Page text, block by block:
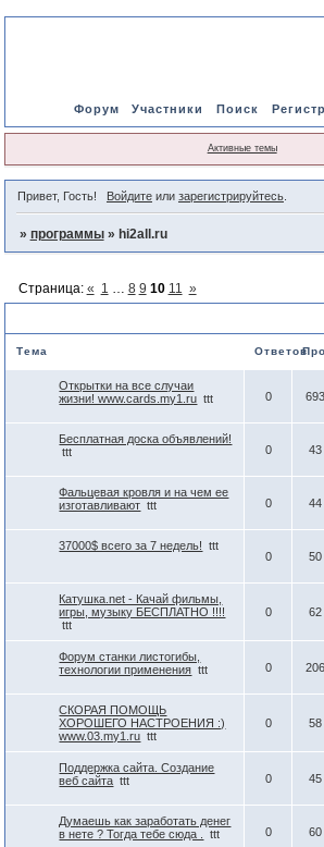
Форум Участники Поиск
Активные темы
Привет, Гость! Войдитеили зарегистрируйтесь.
» программы » hi2all.ru
Страница: « 1 … 8 9 10 11 »
Тема Ответов
Открытки на все случаи
жизни! www.cards.my1.ru ttt 0 693
Бесплатная доска объявлений!
ttt
0 43
Фальцевая кровля и на чем ее
изготавливают ttt 0 44
37000$ всего за 7 недель!
ttt
0
50
Катушка.net - Качай фильмы,
игры, музыку БЕСПЛАТНО !!!!
ttt
0 62
Форум станки листогибы,
технологии применения ttt 0 206
СКОРАЯ ПОМОЩЬ
ХОРОШЕГО НАСТРОЕНИЯ :)
www.03.my1.ru ttt
0 58
Поддержка сайта. Создание
веб сайта ttt 0 45
Думаешь как заработать денег
в нете ? Тогда тебе сюда .
ttt 0 60